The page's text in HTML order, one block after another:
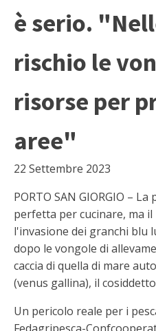
è serio.
rischio le
risorse per
aree"
22 Settembre 2023
PORTO SAN GIORGIO –
perfetta per cucinare, ma il
l'invasione dei granchi blu
dopo le vongole di
caccia di quella di mare
(venus gallina), il
Un pericolo reale per i